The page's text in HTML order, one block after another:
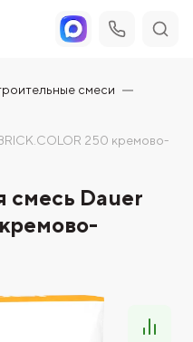
смеси
250 кремово-
смесь Dauer